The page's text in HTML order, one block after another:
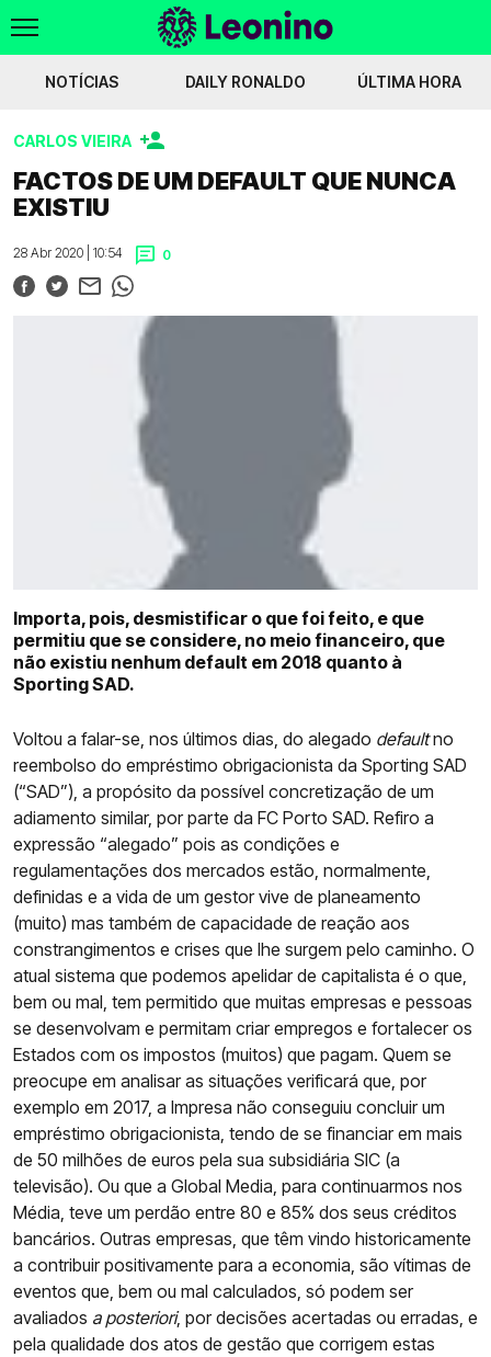
por Diomande Irankunda a chegar
Voltar
WIKILEONINO
NOTÍCIAS DAILY RONALDO ÚLTIMA HORA
CARLOS VIEIRA
FACTOS DE UM DEFAULT QUE NUNCA
EXISTIU
28 Abr 2020 | 10:54 0
Importa, pois, desmistificar o que foi feito, e que
permitiu que se considere, no meio financeiro, que
não existiu nenhum default em 2018 quanto à
Sporting SAD.
Voltou a falar-se, nos últimos dias, do alegado defaultno
reembolso do empréstimo obrigacionista da Sporting SAD
(“SAD”), a propósito da possível concretização de um
adiamento similar, por parte da FC Porto SAD. Refiro a
expressão “alegado” pois as condições e
regulamentações dos mercados estão, normalmente,
definidas e a vida de um gestor vive de planeamento
(muito) mas também de capacidade de reação aos
constrangimentos e crises que lhe surgem pelo caminho. O
atual sistema que podemos apelidar de capitalista é o que,
bem ou mal, tem permitido que muitas empresas e pessoas
se desenvolvam e permitam criar empregos e fortalecer os
Estados com os impostos (muitos) que pagam. Quem se
preocupe em analisar as situações verificará que, por
exemplo em 2017, a Impresa não conseguiu concluir um
empréstimo obrigacionista, tendo de se financiar em mais
de 50 milhões de euros pela sua subsidiária SIC (a
televisão). Ou que a Global Media, para continuarmos nos
Média, teve um perdão entre 80 e 85% dos seus créditos
bancários. Outras empresas, que têm vindo historicamente
a contribuir positivamente para a economia, são vítimas de
eventos que, bem ou mal calculados, só podem ser
avaliados a posteriori, por decisões acertadas ou erradas, e
pela qualidade dos atos de gestão que corrigem estas